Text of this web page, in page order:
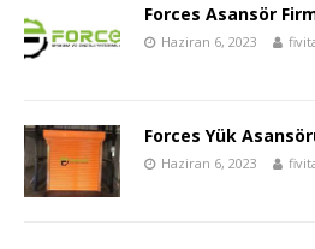
Forces Asansör
Haziran 6, 2023
Forces Yük
Haziran 6, 2023